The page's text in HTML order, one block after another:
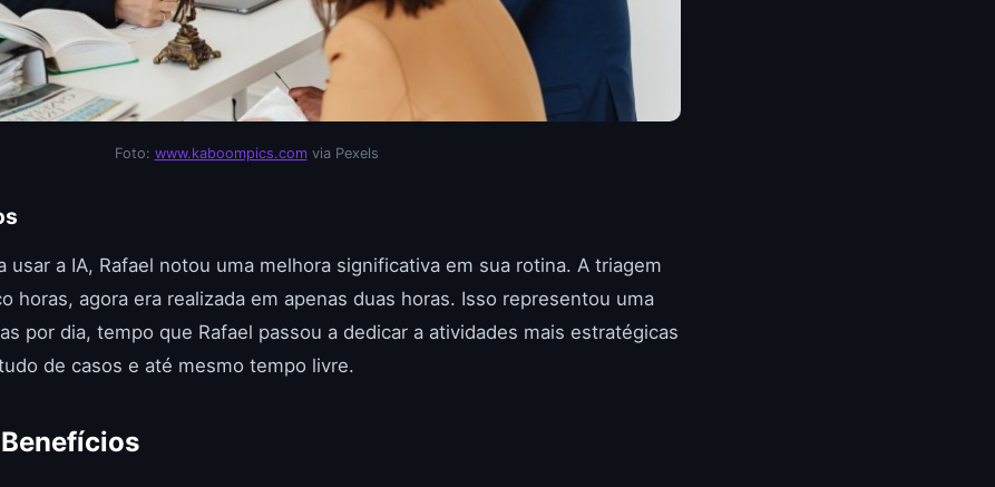
Foto: www.kaboompics.comvia Pexels
usar a IA, Rafael notou uma melhora significativa em sua rotina. A triagem
horas, agora era realizada em apenas duas horas. Isso representou uma
por dia, tempo que Rafael passou a dedicar a atividades mais estratégicas
de casos e até mesmo tempo livre.